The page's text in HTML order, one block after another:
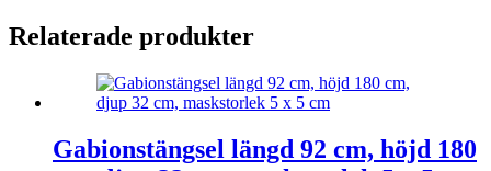
Relaterade produkter
Gabionstängsel längd 92 cm, höjd 180